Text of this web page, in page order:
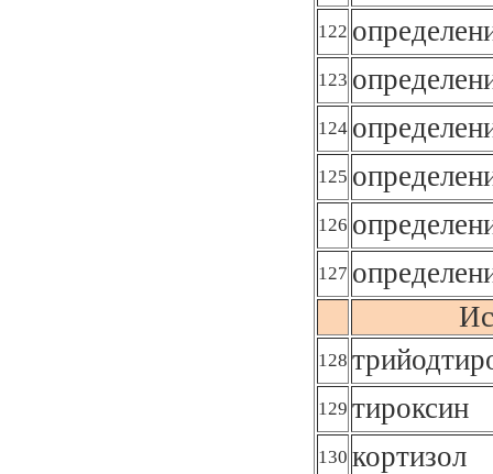
122
123
124
125
126
127
128
129 тироксин
130 кортизол